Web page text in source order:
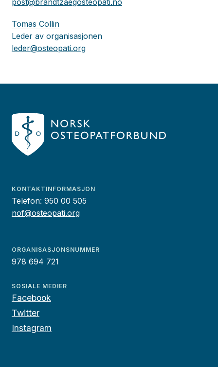
Tomas Collin
Leder av organisasjonen
leder@osteopati.org
KONTAKTINFORMASJON
Telefon: 950 00 505
nof@osteopati.org
ORGANISASJONSNUMMER
978 694 721
SOSIALE MEDIER
Facebook
Twitter
Instagram